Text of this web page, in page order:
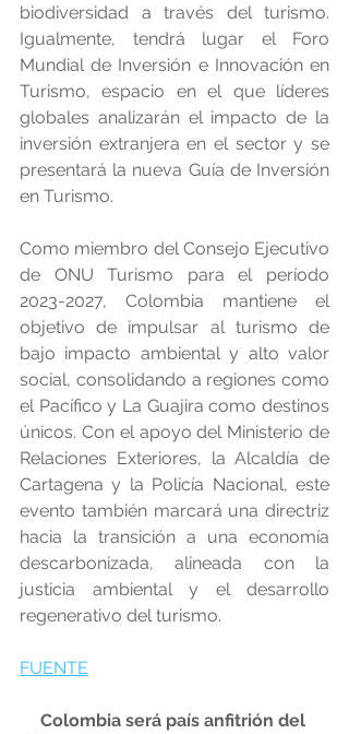
biodiversidad a través del turismo.
Igualmente, tendrá lugar el Foro
Mundial de Inversión e Innovación en
Turismo, espacio en el que líderes
globales analizarán el impacto de la
inversión extranjera en el sector y se
presentará la nueva Guía de Inversión
en Turismo.
Como miembro del Consejo Ejecutivo
de ONU Turismo para el período
2023-2027, Colombia mantiene el
objetivo de impulsar al turismo de
bajo impacto ambiental y alto valor
social, consolidando a regiones como
el Pacífico y La Guajira como destinos
únicos. Con el apoyo del Ministerio de
Relaciones Exteriores, la Alcaldía de
Cartagena y la Policía Nacional, este
evento también marcará una directriz
hacia la transición a una economía
descarbonizada, alineada con la
justicia ambiental y el desarrollo
regenerativo del turismo.
FUENTE
Colombia será país anfitrión del